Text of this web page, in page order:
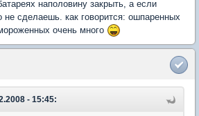
наполовину закрыть, а если
не сделаешь. как говорится: ошпаренных
очень много
- 15:45: